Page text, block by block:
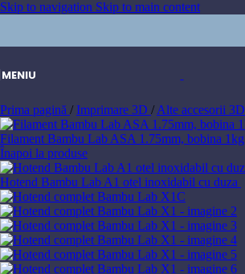
Skip to navigation Skip to main content
MENIU
Prima pagină / Imprimare 3D / Alte accesorii 3D
Filament Bambu Lab ASA 1.75mm, bobina 1kg
Înapoi la produse
Hotend Bambu Lab A1 otel inoxidabil cu duza